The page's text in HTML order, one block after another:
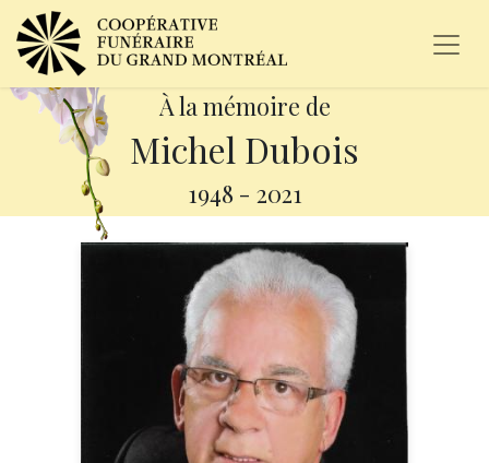
À la mémoire de
Michel Dubois
1948 - 2021